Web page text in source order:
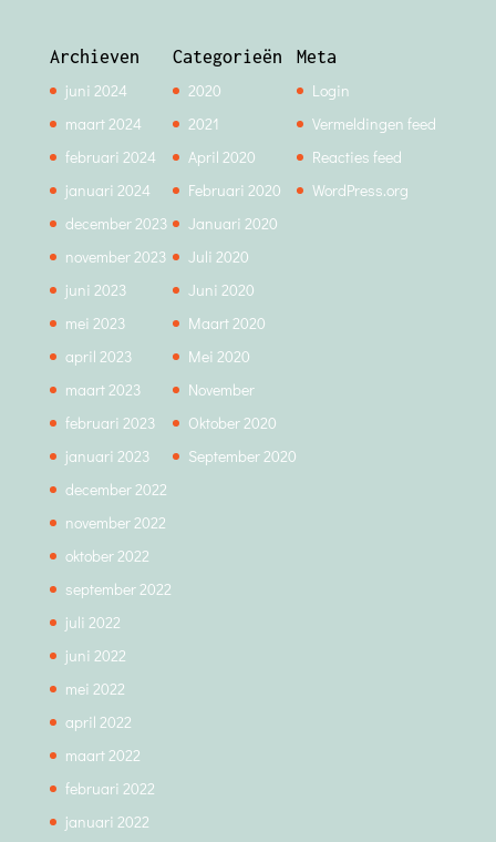
Archieven
juni 2024
maart 2024
februari 2024
januari 2024
december 2023
november 2023
juni 2023
mei 2023
april 2023
maart 2023
februari 2023
januari 2023
december 2022
november 2022
oktober 2022
september 2022
juli 2022
juni 2022
mei 2022
april 2022
maart 2022
februari 2022
januari 2022
Categorieën
2020
2021
April 2020
Februari 2020
Januari 2020
Juli 2020
Juni 2020
Maart 2020
Mei 2020
November
Oktober 2020
September 2020
Meta
Login
Vermeldingen feed
Reacties feed
WordPress.org